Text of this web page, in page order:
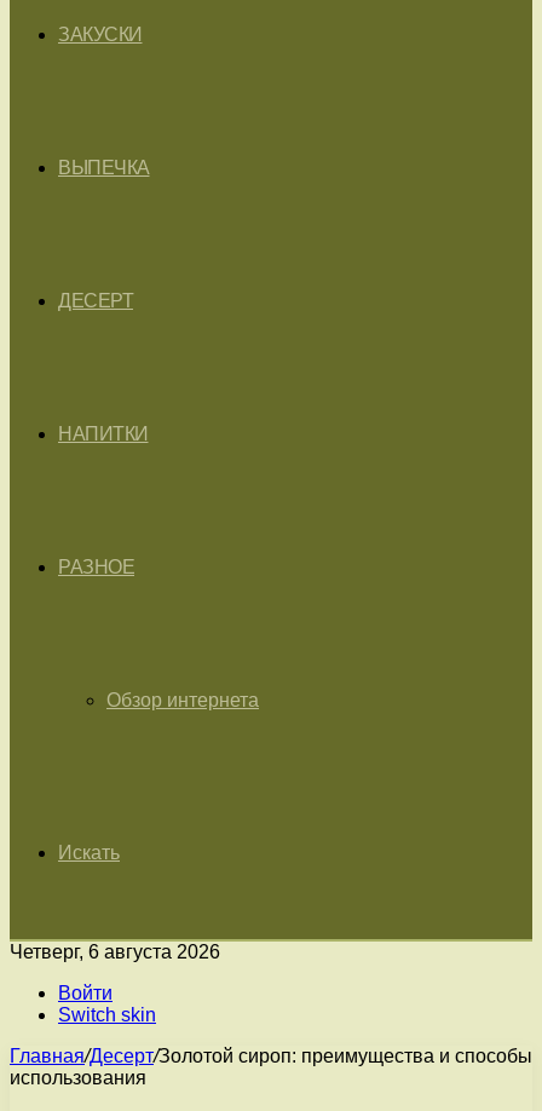
ЗАКУСКИ
ВЫПЕЧКА
ДЕСЕРТ
НАПИТКИ
РАЗНОЕ
Обзор интернета
Искать
Четверг, 6 августа 2026
Войти
Switch skin
Главная/Десерт/Золотой сироп: преимущества и способы
использования